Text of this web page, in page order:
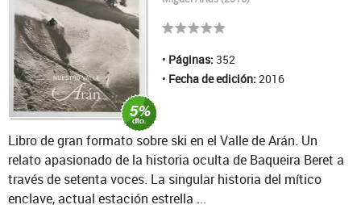
Páginas: 352
Fecha de edición: 2016
Libro de gran formato sobre ski en el Valle de Arán. Un
relato apasionado de la historia oculta de Baqueira Beret a
través de setenta voces. La singular historia del mítico
enclave, actual estación estrella ...